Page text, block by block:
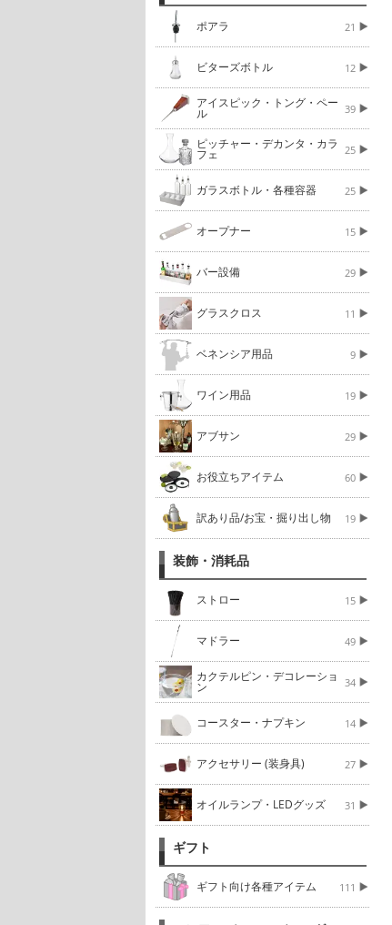
ポアラ 21
ビターズボトル 12
アイスピック・トング・ペー
ル 39
ピッチャー・デカンタ・カラ
フェ 25
ガラスボトル・各種容器 25
オープナー 15
バー設備 29
グラスクロス 11
ベネンシア用品 9
ワイン用品 19
アブサン 29
お役立ちアイテム 60
訳あり品/お宝・掘り出し物 19
装飾・消耗品
ストロー 15
マドラー 49
カクテルピン・デコレーショ
ン 34
コースター・ナプキン 14
アクセサリー (装身具) 27
オイルランプ・LEDグッズ 31
ギフト
ギフト向け各種アイテム 111